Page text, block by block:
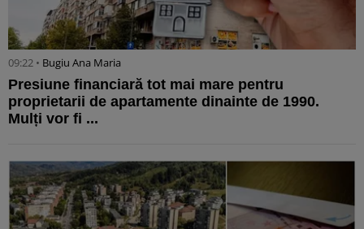
09:22 • Bugiu ⁠Ana Maria
Presiune financiară tot mai mare pentru
proprietarii de apartamente dinainte de 1990.
Mulți vor fi ...